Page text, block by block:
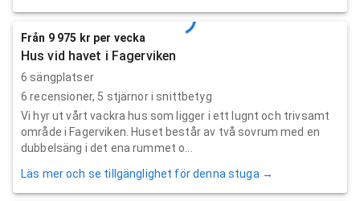
Från 9 975 kr per vecka
Hus vid havet i Fagerviken
6 sängplatser
6 recensioner, 5 stjärnor i snittbetyg
Vi hyr ut vårt vackra hus som ligger i ett lugnt och trivsamt
område i Fagerviken. Huset består av två sovrum med en
dubbelsäng i det ena rummet o...
Läs mer och se tillgänglighet för denna stuga →